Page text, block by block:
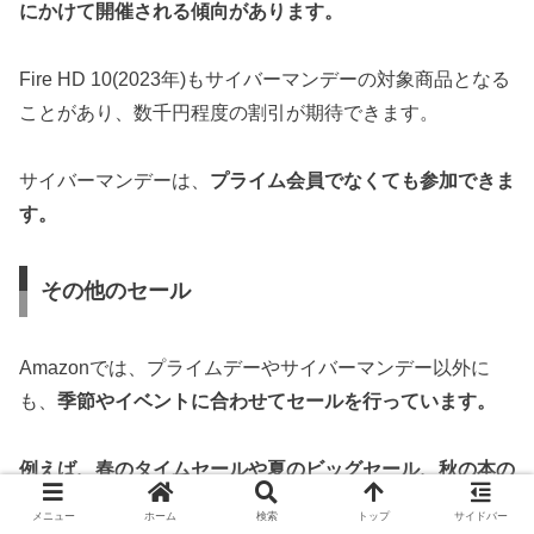
にかけて開催される傾向があります。
Fire HD 10(2023年)もサイバーマンデーの対象商品となる
ことがあり、数千円程度の割引が期待できます。
サイバーマンデーは、 プライム会員でなくても参加できま
す。
その他のセール
Amazonでは、プライムデーやサイバーマンデー以外に
も、 季節やイベントに合わせてセールを行っています。
例えば、春のタイムセールや夏のビッグセール、秋の本の
祭典などがあります。
メニュー ホーム 検索 トップ サイドバー